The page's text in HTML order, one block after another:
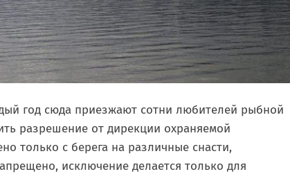
год сюда приезжают сотни любителей рыбной
разрешение от дирекции охраняемой
только с берега на различные снасти,
исключение делается только для